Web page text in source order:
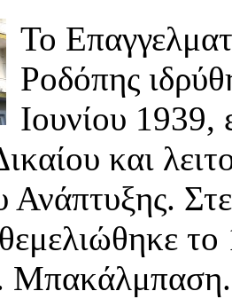
Το
Ροδόπης
Ιουνίου
και
Ανάπτυξης.
Μπακάλμπαση.